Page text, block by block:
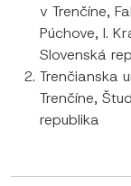
v Trenčíne,
Púchove, I.
Slovenská
Trenčianska
Trenčíne,
republika